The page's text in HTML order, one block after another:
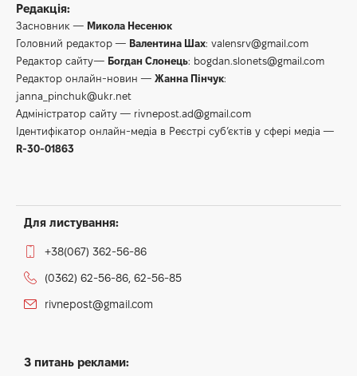
Редакція:
Засновник — Микола Несенюк
Головний редактор — Валентина Шах: valensrv@gmail.com
Редактор сайту— Богдан Слонець: bogdan.slonets@gmail.com
Редактор онлайн-новин — Жанна Пінчук:
janna_pinchuk@ukr.net
Адміністратор сайту — rivnepost.ad@gmail.com
Ідентифікатор онлайн-медіа в Реєстрі суб’єктів у сфері медіа —
R-30-01863
Для листування:
+38(067) 362-56-86
(0362) 62-56-86, 62-56-85
rivnepost@gmail.com
З питань реклами: